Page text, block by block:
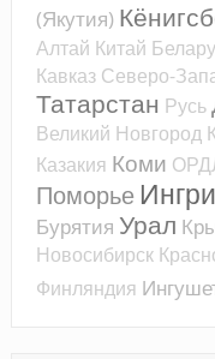
(Якутия)
Алтай Китай
Кавказ Северо-
Татарстан Русь
Великий Новгород
Казакия Коми
Поморье
Бурятия Урал
Новосибирск
Финляндия